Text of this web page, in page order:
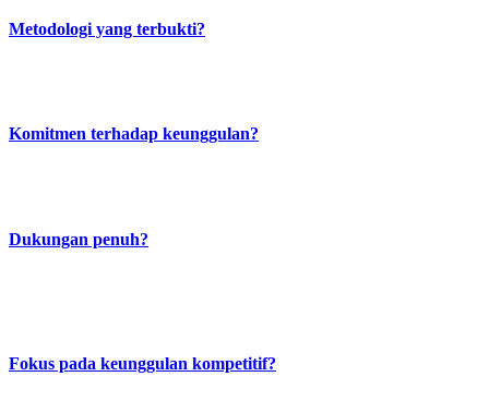
Metodologi yang terbukti?
Komitmen terhadap keunggulan?
Dukungan penuh?
Fokus pada keunggulan kompetitif?